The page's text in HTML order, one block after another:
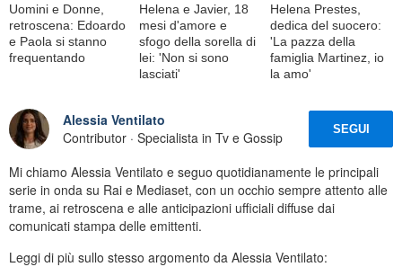
Uomini e Donne,
retroscena: Edoardo
e Paola si stanno
frequentando
Helena e Javier, 18
mesi d'amore e
sfogo della sorella di
lei: 'Non si sono
lasciati'
Helena Prestes,
dedica del suocero:
'La pazza della
famiglia Martinez, io
la amo'
Alessia Ventilato
Contributor · Specialista in Tv e Gossip
SEGUI
Mi chiamo Alessia Ventilato e seguo quotidianamente le principali
serie in onda su Rai e Mediaset, con un occhio sempre attento alle
trame, ai retroscena e alle anticipazioni ufficiali diffuse dai
comunicati stampa delle emittenti.
Leggi di più sullo stesso argomento da Alessia Ventilato: